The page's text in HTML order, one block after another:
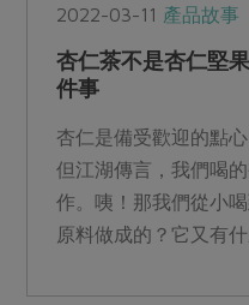
2022-03-11 產品故事
杏仁茶不是杏仁堅
件事
杏仁是備受歡迎的點
但江湖傳言，我們喝
作。咦！那我們從小
原料做成的？它又有